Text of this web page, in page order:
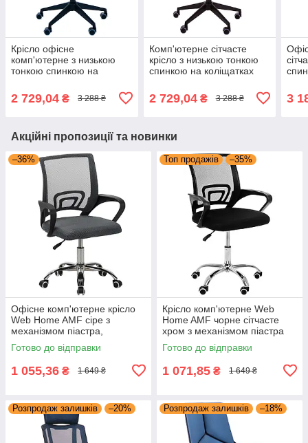
Крісло офісне
комп'ютерне з низькою
тонкою спинкою на
А-1 спинка Сітка Салатова
для дому та офісу AMF
2 729,04 ₴ 3 288 ₴
Комп'ютерне сітчасте
крісло з низькою тонкою
спинкою на коліщатках
Сітка Червона для дому та
офісу AMF
2 729,04₴ 3 288 ₴ 3
Акційні пропозиції та новинки
–36%
Офісне комп'ютерне крісло
Web Home AMF сіре з
механізмом піастра,
сітчастою низькою спинкою
для персоналу та операторів
Готово до відправки
1 055,36 ₴ 1 649 ₴
Топ продажів –35%
Крісло комп'ютерне Web
Home AMF чорне сітчасте
хром з механізмом піастра
для офісу та персоналу
Готово до відправки
1 071,85 ₴ 1 649 ₴
Розпродаж залишків –20% Розпродаж залишків –18%